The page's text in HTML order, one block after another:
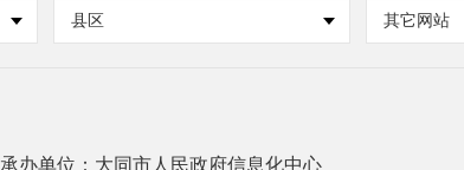
县区 其它网站
承办单位：大同市人民政府信息化中心